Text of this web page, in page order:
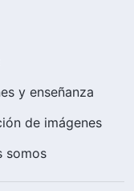
y enseñanza
de imágenes
somos